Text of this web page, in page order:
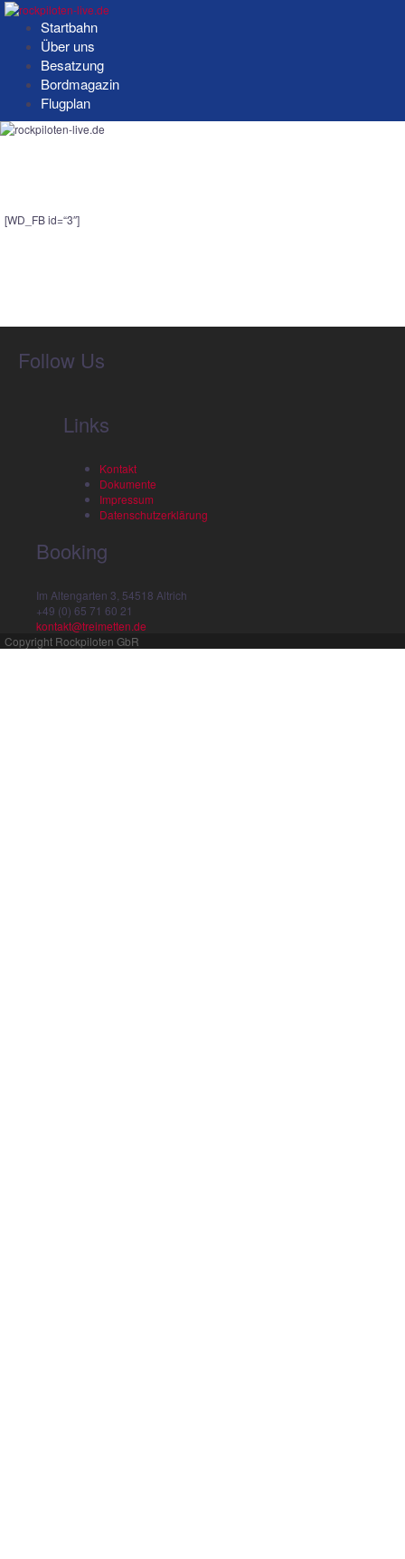
Springe
Startbahn
Über uns
Besatzung
Bordmagazin
Flugplan
[WD_FB id=“3″]
Follow Us
Links
Kontakt
Dokumente
Impressum
Datenschutzerklärung
Booking
Im Altengarten 3, 54518 Altrich
+49 (0) 65 71 60 21
kontakt@treimetten.de
Copyright Rockpiloten GbR